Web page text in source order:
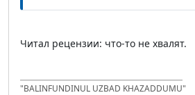
Читал рецензии: что-то не хвалят.
"BALINFUNDINUL UZBAD KHAZADDUMU"